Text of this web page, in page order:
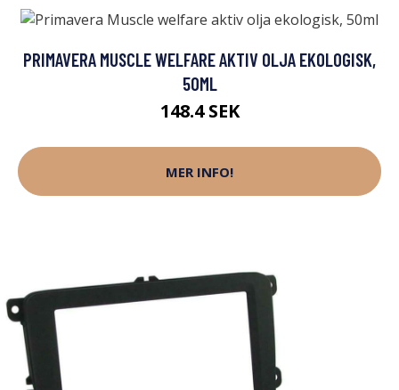
PRIMAVERA MUSCLE WELFARE AKTIV OLJA EKOLOGISK,
50ML
148.4 SEK
MER INFO!